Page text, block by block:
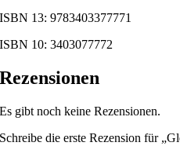
ISBN 13: 9783403377771
ISBN 10: 3403077772
Rezensionen
Es gibt noch keine Rezensionen.
Schreibe die erste Rezension für